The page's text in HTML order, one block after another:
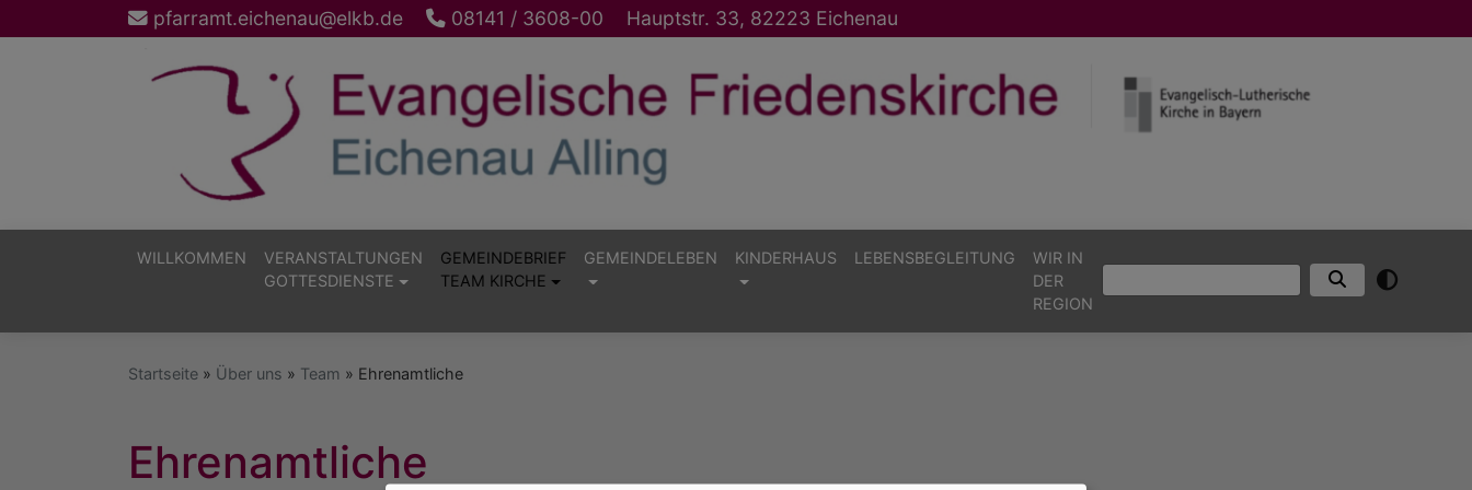
zum
pfarramt.eichenau@elkb.de 08141 / 3608-00 Hauptstr. 33, 82223 Eichenau
Hauptnavigation
WILLKOMMEN
VERANSTALTUNGEN
GOTTESDIENSTE
GEMEINDEBRIEF
TEAM KIRCHE
GEMEINDELEBEN KINDERHAUS LEBENSBEGLEITUNG
WIR IN
DER
REGION
Suche
Startseite Über uns Team Ehrenamtliche
Ehrenamtliche